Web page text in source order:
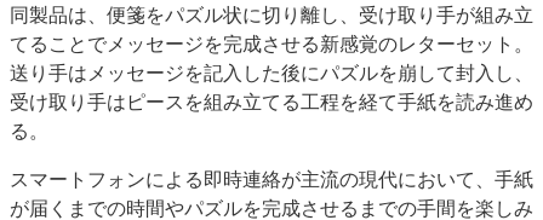
同製品は、便箋をパズル状に切り離し、受け取り手が組み立
てることでメッセージを完成させる新感覚のレターセット。
送り手はメッセージを記入した後にパズルを崩して封入し、
受け取り手はピースを組み立てる工程を経て手紙を読み進め
る。
スマートフォンによる即時連絡が主流の現代において、手紙
が届くまでの時間やパズルを完成させるまでの手間を楽しみ